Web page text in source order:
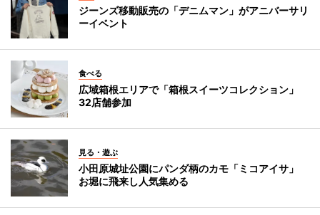
ジーンズ移動販売の「デニムマン」がアニバーサリ
ーイベント
食べる
広域箱根エリアで「箱根スイーツコレクション」
32店舗参加
見る・遊ぶ
小田原城址公園にパンダ柄のカモ「ミコアイサ」
お堀に飛来し人気集める